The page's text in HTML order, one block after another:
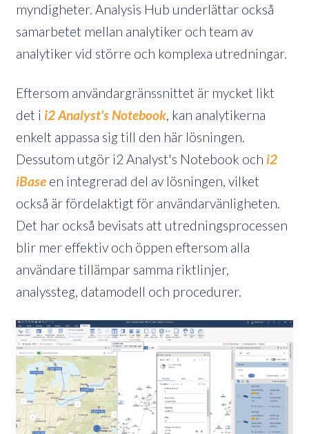
myndigheter. Analysis Hub underlättar också
samarbetet mellan analytiker och team av
analytiker vid större och komplexa utredningar.
Eftersom användargränssnittet är mycket likt
det i i2 Analyst's Notebook, kan analytikerna
enkelt appassa sig till den här lösningen.
Dessutom utgör i2 Analyst's Notebook och i2
iBase en integrerad del av lösningen, vilket
också är fördelaktigt för användarvänligheten.
Det har också bevisats att utredningsprocessen
blir mer effektiv och öppen eftersom alla
användare tillämpar samma riktlinjer,
analyssteg, datamodell och procedurer.